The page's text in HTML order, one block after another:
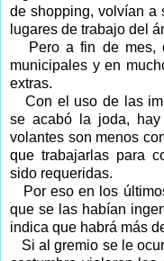
de shopping, volvían a
lugares de trabajo del
Pero a fin de mes,
municipales y en
extras.
Con el uso de las
se acabó la joda,
volantes son menos
que trabajarlas para
sido requeridas.
Por eso en los
que se las habían
indica que habrá más
Si al gremio se le